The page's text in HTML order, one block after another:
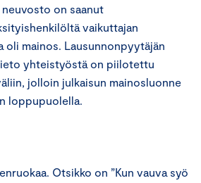
on saanut
vaikuttajan
oli mainos. Lausunnonpyytäjän
yhteistyöstä on piilotettu
jolloin julkaisun mainosluonne
loppupuolella.
Otsikko on ”Kun vauva syö